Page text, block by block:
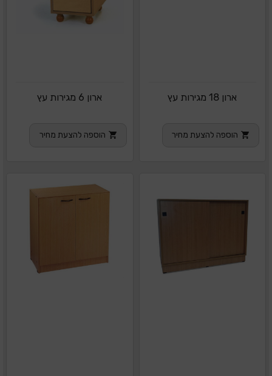
ארון 18 מגירות עץ
הוספה להצעת מחיר
ארון 6 מגירות עץ
הוספה להצעת מחיר